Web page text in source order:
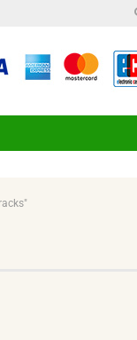
Sprache auswählen